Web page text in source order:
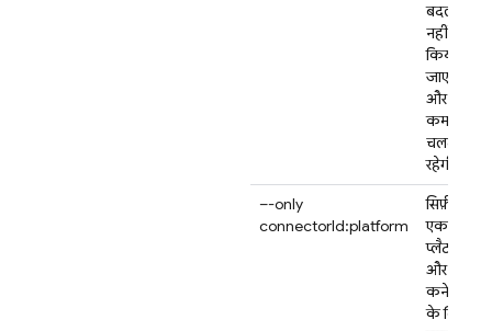
बदलाव
नहीं
किया
जाएगा
और
कमांड
चलती
रहेगी.
–-only
connectorId:platform
सिर्फ़
एक
प्लैटफ़ॉर्म
और एक
कनेक्टर
के लिए